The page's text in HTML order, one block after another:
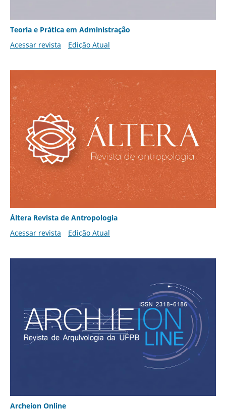
Teoria e Prática em Administração
Acessar revista
Edição Atual
Áltera Revista de Antropologia
Acessar revista
Edição Atual
Archeion Online